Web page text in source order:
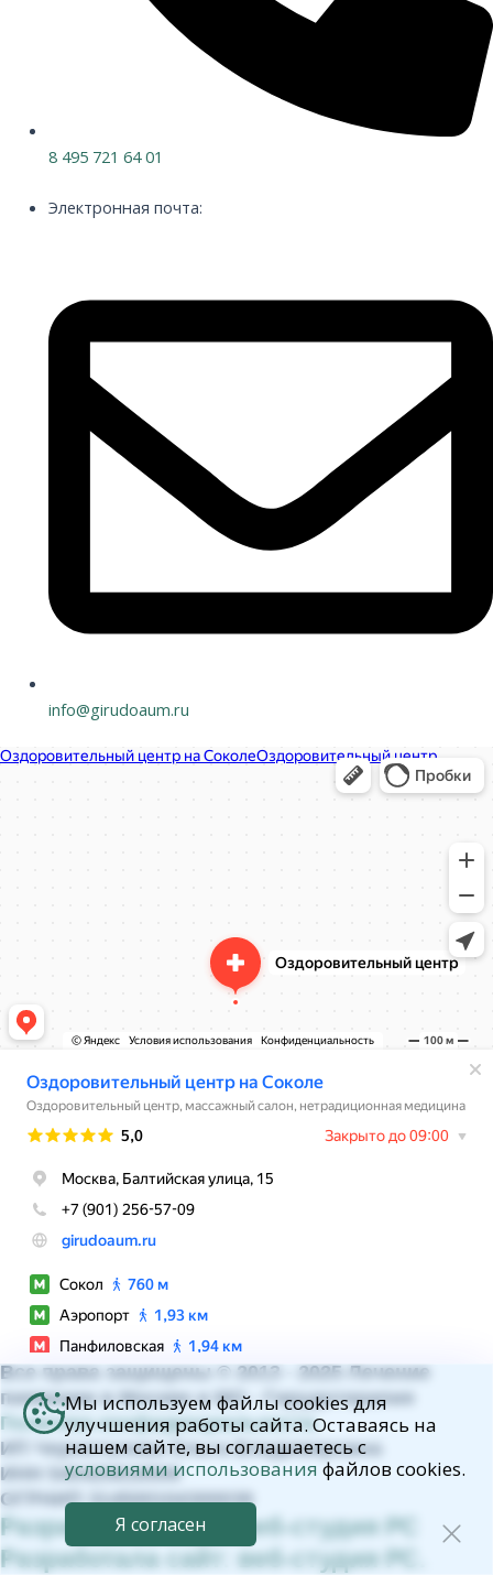
8 495 721 64 01
Электронная почта:
info@girudoaum.ru
Все права защищены © 2013 - 2025 Лечение
пиявками в Москве и МО - Гирудотерапия
Политика конфиденциальности.
ИП Черноталова Ольга Владимировна
ИНН 540420816506
ОГРНИП 314500104300039
Разработала сайт: веб-студия РС
Разработала сайт: веб-студия РС.
Мы используем файлы cookies для
улучшения работы сайта. Оставаясь на
нашем сайте, вы соглашаетесь с
условиями использования файлов cookies.
Я согласен